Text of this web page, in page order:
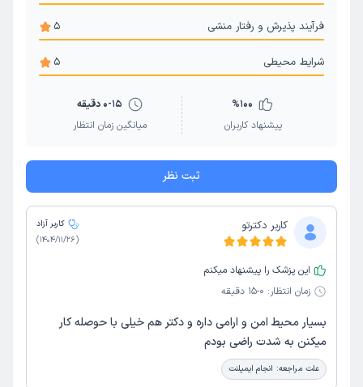
فرآیند پذیرش و رفتار منشی 5
شرایط محیطی 5
%100
پیشنهاد کاربران
0-15 دقیقه
میانگین زمان انتظار
ثبت نظر
کاربر دکترتو
کاربر آزاد
(
1404/11/26
)
این پزشک را پیشنهاد میکنم
زمان انتظار: 0-15 دقیقه
بسیار محیط امن و ارامی داره و دکتر هم خیلی با حوصله کار
میکنن به شدت راضی بودم
علت مراجعه: انجام ایمپلنت